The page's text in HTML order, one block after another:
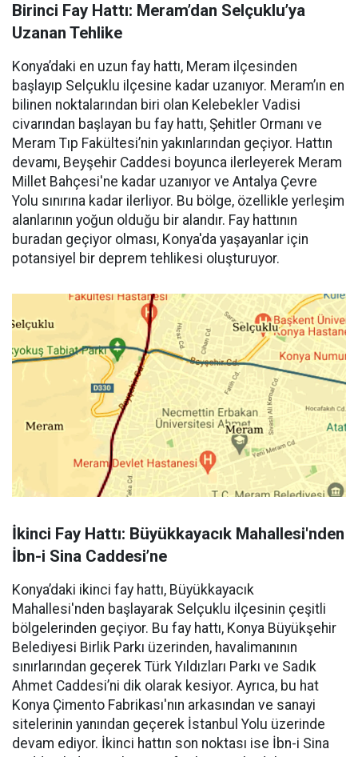
Birinci Fay Hattı: Meram’dan Selçuklu’ya
Uzanan Tehlike
Konya’daki en uzun fay hattı, Meram ilçesinden
başlayıp Selçuklu ilçesine kadar uzanıyor. Meram’ın en
bilinen noktalarından biri olan Kelebekler Vadisi
civarından başlayan bu fay hattı, Şehitler Ormanı ve
Meram Tıp Fakültesi’nin yakınlarından geçiyor. Hattın
devamı, Beyşehir Caddesi boyunca ilerleyerek Meram
Millet Bahçesi'ne kadar uzanıyor ve Antalya Çevre
Yolu sınırına kadar ilerliyor. Bu bölge, özellikle yerleşim
alanlarının yoğun olduğu bir alandır. Fay hattının
buradan geçiyor olması, Konya'da yaşayanlar için
potansiyel bir deprem tehlikesi oluşturuyor.
İkinci Fay Hattı: Büyükkayacık Mahallesi'nden
İbn-i Sina Caddesi’ne
Konya’daki ikinci fay hattı, Büyükkayacık
Mahallesi'nden başlayarak Selçuklu ilçesinin çeşitli
bölgelerinden geçiyor. Bu fay hattı, Konya Büyükşehir
Belediyesi Birlik Parkı üzerinden, havalimanının
sınırlarından geçerek Türk Yıldızları Parkı ve Sadık
Ahmet Caddesi’ni dik olarak kesiyor. Ayrıca, bu hat
Konya Çimento Fabrikası'nın arkasından ve sanayi
sitelerinin yanından geçerek İstanbul Yolu üzerinde
devam ediyor. İkinci hattın son noktası ise İbn-i Sina